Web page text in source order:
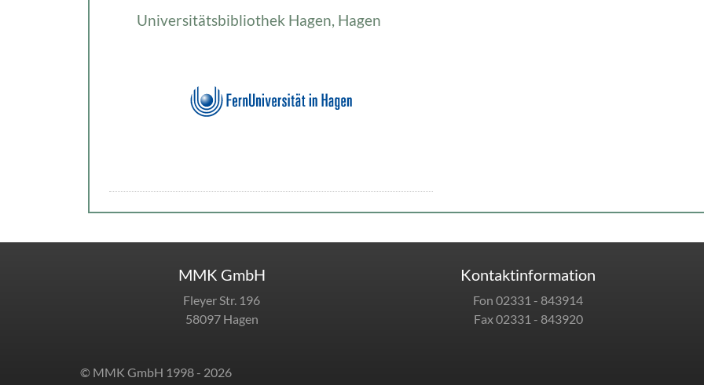
Universitätsbibliothek Hagen, Hagen
MMK GmbH
Fleyer Str. 196
58097 Hagen
Kontaktinformation
Fon 02331 - 843914
Fax 02331 - 843920
© MMK GmbH 1998 - 2026